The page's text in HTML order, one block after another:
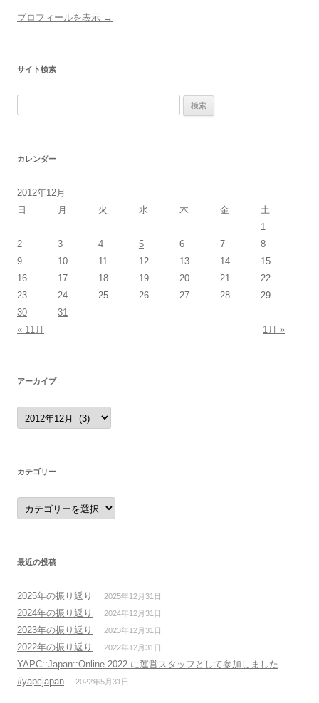
プロフィールを表示 →
サイト検索
カレンダー
2012年12月
日
月 火 水 木 金
土
1
2
3 4 5 6 7
8
9
10 11 12 13 14
15
16
17 18 19 20 21
22
23
24 25 26 27 28
29
30
31
« 11月
1月 »
アーカイブ
ア
ー
カ
カテゴリー
カ
テ
ゴ
最近の投稿
2025年の振り返り 2025年12月31日
2024年の振り返り 2024年12月31日
2023年の振り返り 2023年12月31日
2022年の振り返り 2022年12月31日
YAPC::Japan::Online 2022 に運営スタッフとして参加しました
#yapcjapan
2022年5月31日